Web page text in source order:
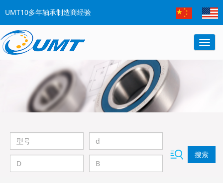
UMT10多年轴承制造商经验
搜索